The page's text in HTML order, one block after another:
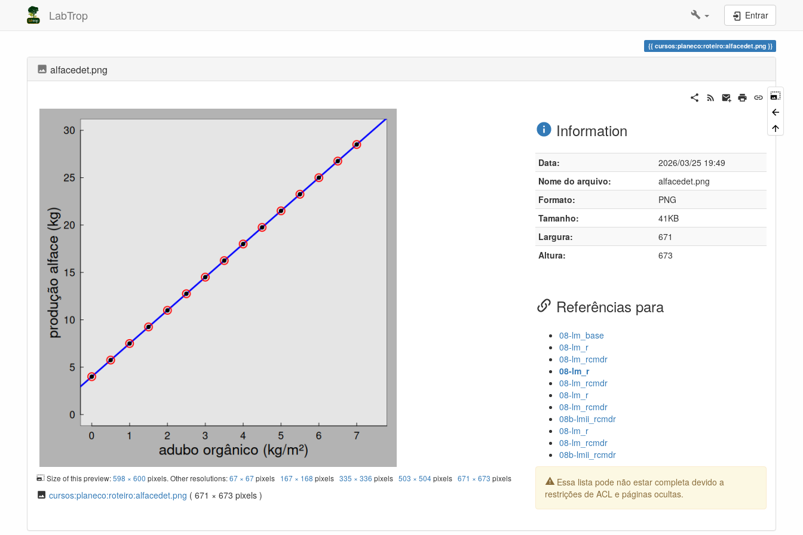
LabTrop Entrar
cursos:planeco:roteiro:alfacedet.png
alfacedet.png
Size of this preview:598 × 600 pixels. Other resolutions:67 × 67pixels 167 × 168 pixels335 × 336 pixels503 × 504pixels671 × 673 pixels
cursos:planeco:roteiro:alfacedet.png ( 671 × 673 pixels )
Information
Data:
2026/03/25 19:49
Nome do arquivo:
alfacedet.png
Formato:
PNG
Tamanho:
41KB
Largura:
671
Altura:
673
Referências para
08-lm_base
08-lm_r
08-lm_rcmdr
08-lm_r
08-lm_rcmdr
08-lm_r
08-lm_rcmdr
08b-lmii_rcmdr
08-lm_r
08-lm_rcmdr
08b-lmii_rcmdr
Essa lista pode não estar completa devido a
restrições de ACL e páginas ocultas.